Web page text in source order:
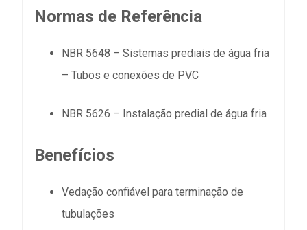
Normas de Referência
NBR 5648 – Sistemas prediais de água fria
– Tubos e conexões de PVC
NBR 5626 – Instalação predial de água fria
Benefícios
Vedação confiável para terminação de
tubulações